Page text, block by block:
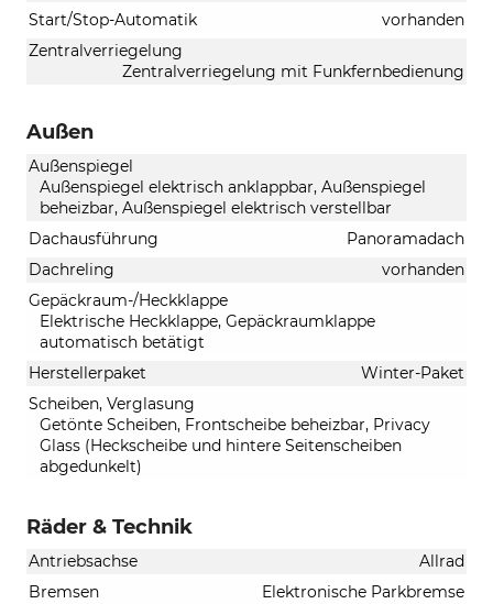
Start/Stop-Automatik
vorhanden
Zentralverriegelung
Zentralverriegelung mit Funkfernbedienung
Außen
Außenspiegel
Außenspiegel elektrisch anklappbar, Außenspiegel
beheizbar, Außenspiegel elektrisch verstellbar
Dachausführung
Panoramadach
Dachreling
vorhanden
Gepäckraum-/Heckklappe
Elektrische Heckklappe, Gepäckraumklappe
automatisch betätigt
Herstellerpaket
Winter-Paket
Scheiben, Verglasung
Getönte Scheiben, Frontscheibe beheizbar, Privacy
Glass (Heckscheibe und hintere Seitenscheiben
abgedunkelt)
Räder & Technik
Antriebsachse
Allrad
Bremsen
Elektronische Parkbremse